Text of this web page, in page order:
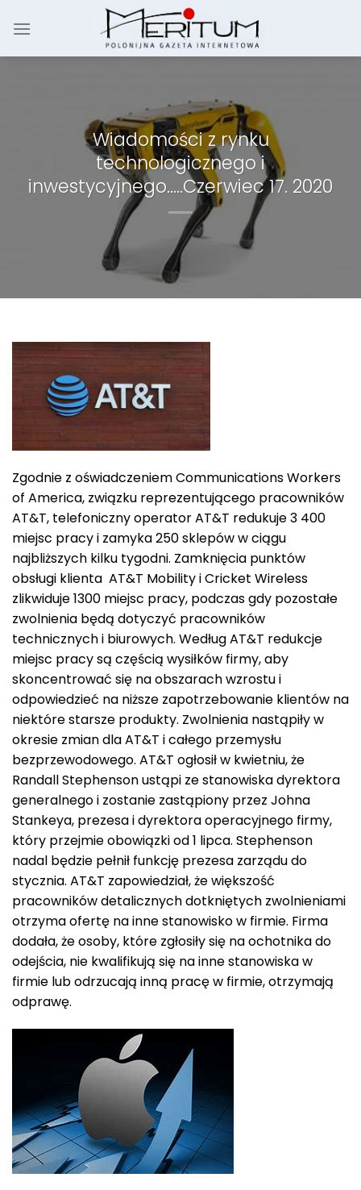
Wiadomości z rynku
technologicznego i
inwestycyjnego…..Czerwiec 17. 2020
Zgodnie z oświadczeniem Communications Workers
of America, związku reprezentującego pracowników
AT&T, telefoniczny operator AT&T redukuje 3 400
miejsc pracy i zamyka 250 sklepów w ciągu
najbliższych kilku tygodni. Zamknięcia punktów
obsługi klienta AT&T Mobility i Cricket Wireless
zlikwiduje 1300 miejsc pracy, podczas gdy pozostałe
zwolnienia będą dotyczyć pracowników
technicznych i biurowych. Według AT&T redukcje
miejsc pracy są częścią wysiłków firmy, aby
skoncentrować się na obszarach wzrostu i
odpowiedzieć na niższe zapotrzebowanie klientów na
niektóre starsze produkty. Zwolnienia nastąpiły w
okresie zmian dla AT&T i całego przemysłu
bezprzewodowego. AT&T ogłosił w kwietniu, że
Randall Stephenson ustąpi ze stanowiska dyrektora
generalnego i zostanie zastąpiony przez Johna
Stankeya, prezesa i dyrektora operacyjnego firmy,
który przejmie obowiązki od 1 lipca. Stephenson
nadal będzie pełnił funkcję prezesa zarządu do
stycznia. AT&T zapowiedział, że większość
pracowników detalicznych dotkniętych zwolnieniami
otrzyma ofertę na inne stanowisko w firmie. Firma
dodała, że ​​osoby, które zgłosiły się na ochotnika do
odejścia, nie kwalifikują się na inne stanowiska w
firmie lub odrzucają inną pracę w firmie, otrzymają
odprawę.